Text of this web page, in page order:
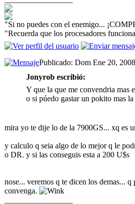
"Si no puedes con el enemigo...
"Recuerda que los procesadores
Publicado: Dom Ene 20,
Jonyrob escribió:
Y que la que me convendria
o si púedo gastar un pokito mas
mira yo te dije lo de la 7900GS... xq es
y calculo q seia algo de lo mejor q le
o DR. y si las conseguis esta a 200 U$s
nose... veremos q te dicen los demas...
convenga.